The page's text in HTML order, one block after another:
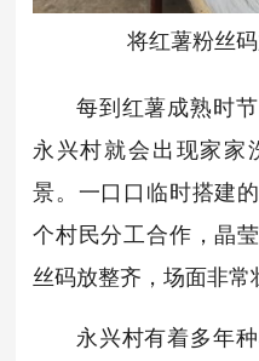
将红薯粉丝
每到红薯成熟时
永兴村就会出现家家
景。一口口临时搭建
个村民分工合作，晶
丝码放整齐，场面非常
永兴村有着多年